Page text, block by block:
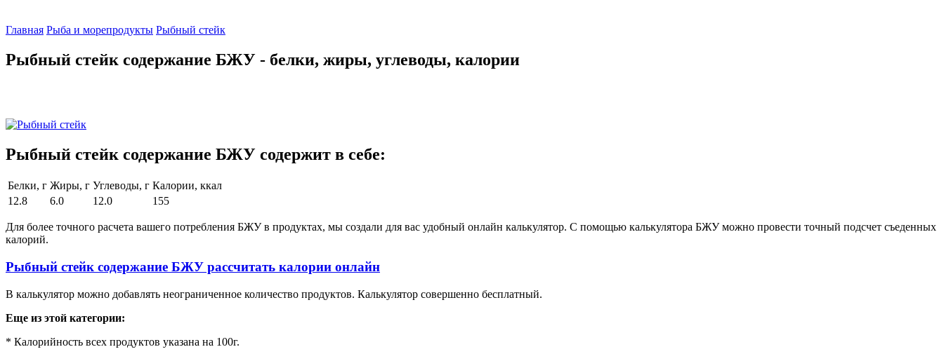
Главная Рыба и морепродукты Рыбный стейк
Рыбный стейк содержание БЖУ - белки, жиры, углеводы, калории
Рыбный стейк содержание БЖУ содержит в себе:
Белки, г Жиры, г Углеводы, г Калории, ккал
12.8
6.0 12.0 155
Для более точного расчета вашего потребления БЖУ в продуктах, мы создали для вас удобный онлайн калькулятор. С помощью калькулятора БЖУ можно провести точный подсчет съеденных
калорий.
Рыбный стейк содержание БЖУ рассчитать калории онлайн
В калькулятор можно добавлять неограниченное количество продуктов. Калькулятор совершенно бесплатный.
Еще из этой категории:
* Калорийность всех продуктов указана на 100г.